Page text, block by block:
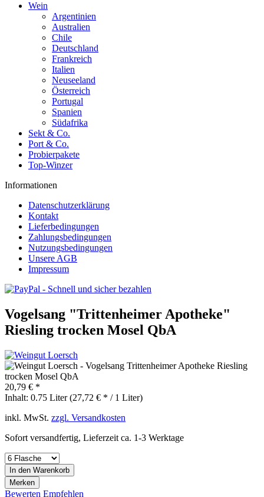
Wein
Argentinien
Australien
Chile
Deutschland
Frankreich
Italien
Neuseeland
Österreich
Portugal
Spanien
Südafrika
Sekt & Co.
Port & Co.
Probierpakete
Top-Winzer
Informationen
Datenschutzerklärung
Kontakt
Lieferbedingungen
Zahlungsbedingungen
Nutzungsbedingungen
Unsere AGB
Impressum
Vogelsang "Trittenheimer Apotheke"
Riesling trocken Mosel QbA
20,79 € *
Inhalt: 0.75 Liter (27,72 € * / 1 Liter)
inkl. MwSt. zzgl. Versandkosten
Sofort versandfertig, Lieferzeit ca. 1-3 Werktage
In den Warenkorb
Merken
Bewerten Empfehlen